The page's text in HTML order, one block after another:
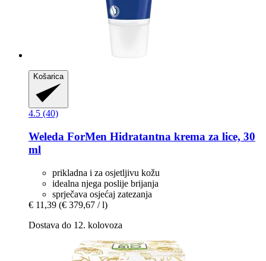
Košarica
4.5 (40)
Weleda ForMen Hidratantna krema za lice, 30
ml
prikladna i za osjetljivu kožu
idealna njega poslije brijanja
sprječava osjećaj zatezanja
€ 11,39 (€ 379,67 / l)
Dostava do 12. kolovoza